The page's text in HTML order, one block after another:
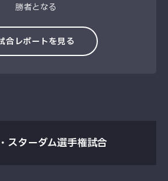
勝者となる
合レポートを見る
スターダム選手権試合